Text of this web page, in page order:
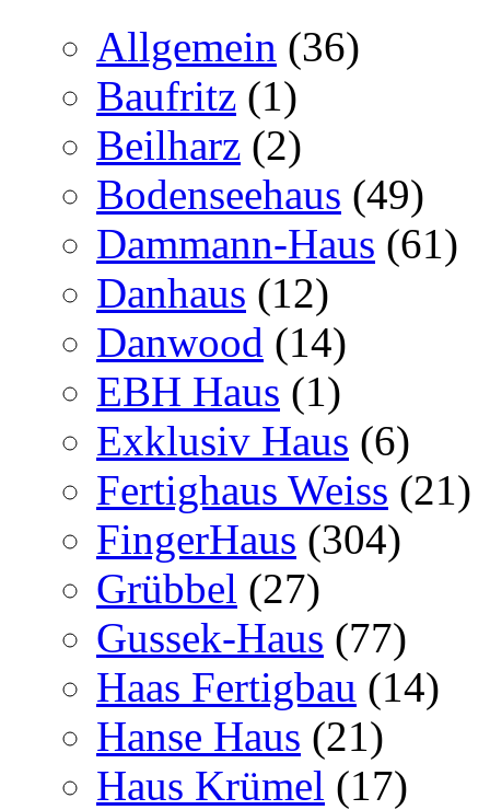
Allgemein (36)
Baufritz (1)
Beilharz (2)
Bodenseehaus (49)
Dammann-Haus (61)
Danhaus (12)
Danwood (14)
EBH Haus (1)
Exklusiv Haus (6)
Fertighaus Weiss (21)
FingerHaus (304)
Grübbel (27)
Gussek-Haus (77)
Haas Fertigbau (14)
Hanse Haus (21)
Haus Krümel (17)